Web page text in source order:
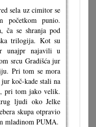
sela uz cimitor se
punio.
ča se shranja pod
trilogija. Kot su
unajpr najavili u
srcu Gradišća jur
Pri tom se mora
koč-kade stali na
pri tom jako velik.
ljudi oko Jelke
skupa otpravio
mladinom PUMA.